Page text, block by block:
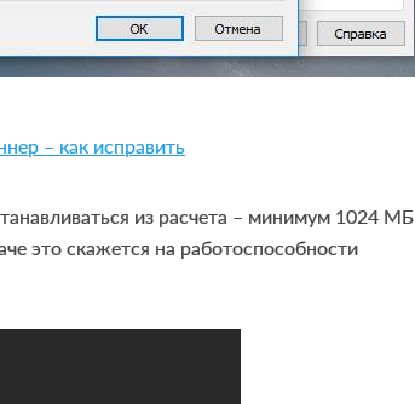
– как исправить
из расчета – минимум 1024 МБ
это скажется на работоспособности